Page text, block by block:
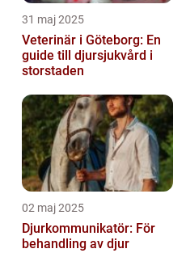
31 maj 2025
Veterinär i Göteborg: En
guide till djursjukvård i
storstaden
02 maj 2025
Djurkommunikatör: För
behandling av djur